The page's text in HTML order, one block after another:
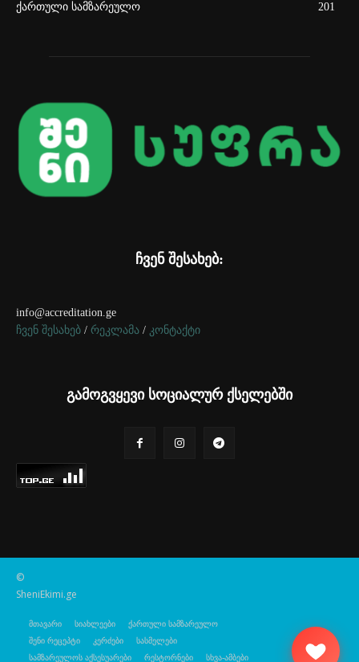
ქართული სამზარეულო
201
ჩვენ შესახებ:
info@accreditation.ge
ჩვენ შესახებ / რეკლამა / კონტაქტი
გამოგვყევი სოციალურ ქსელებში
©
SheniEkimi.ge
მთავარი სიახლეები
ქართული სამზარეულო
შენი რეცეპტი
კერძები
სასმელები
სამზარეულოს აქსესუარები
რესტორნები სხვა-ამბები